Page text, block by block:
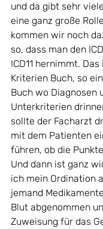
und da gibt sehr
eine ganz große
kommen wir noch
so, dass man den
ICD11 hernimmt. Das
Kriterien Buch, so
Buch wo Diagnosen
Unterkriterien
sollte der Facharzt
mit dem Patienten
führen, ob die
Und dann ist ganz
ich mein Ordination
jemand
Blut abgenommen
Zuweisung für das